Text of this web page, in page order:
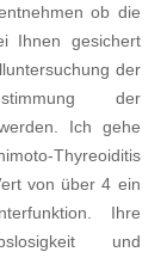
ob die
Ihnen gesichert
der
der
Ich gehe
Thyreoiditis
von über 4 ein
Ihre
und